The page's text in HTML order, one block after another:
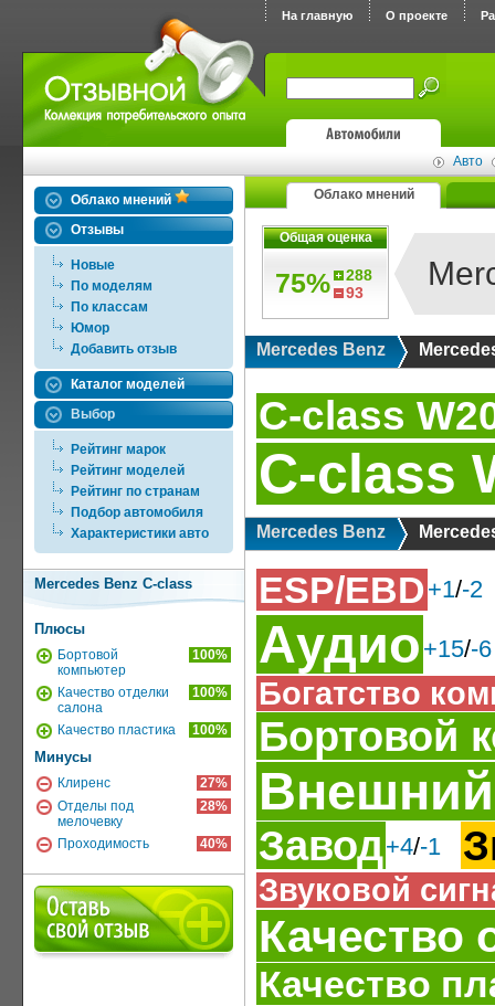
На главную О проекте
Авто
Облако мнений
Отзывы
Новые
По моделям
По классам
Юмор
Добавить отзыв
Каталог моделей
Выбор
Рейтинг марок
Рейтинг моделей
Рейтинг по странам
Подбор автомобиля
Характеристики авто
Mercedes Benz C-class
Плюсы
Бортовой
компьютер
100%
Качество отделки
салона
100%
Качество пластика 100%
Минусы
Клиренс
27%
Отделы под
мелочевку
28%
Проходимость 40%
Облако мнений
Общая оценка
75%
288
93
Mercedes Benz
C-class
C-class
Mercedes Benz
ESP/EBD +1/-2
Аудио +15/-6
Богатство
Бортовой
Завод+4/-1
Звуковой
Качество
Качество